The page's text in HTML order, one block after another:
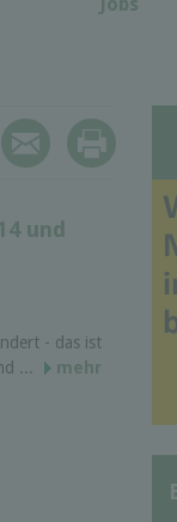
und
- das ist
...
mehr